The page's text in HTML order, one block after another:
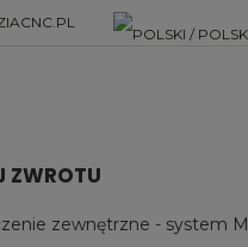
ZWROTU
zewnętrzne - system M